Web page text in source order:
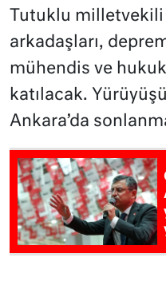
Tutuklu milletvekili
arkadaşları,
mühendis ve
katılacak.
Ankara’da